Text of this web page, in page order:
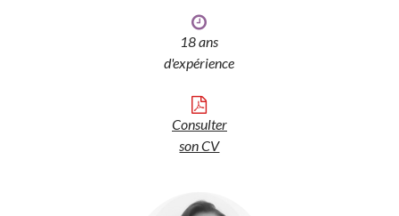
18 ans
d'expérience
Consulter
son CV